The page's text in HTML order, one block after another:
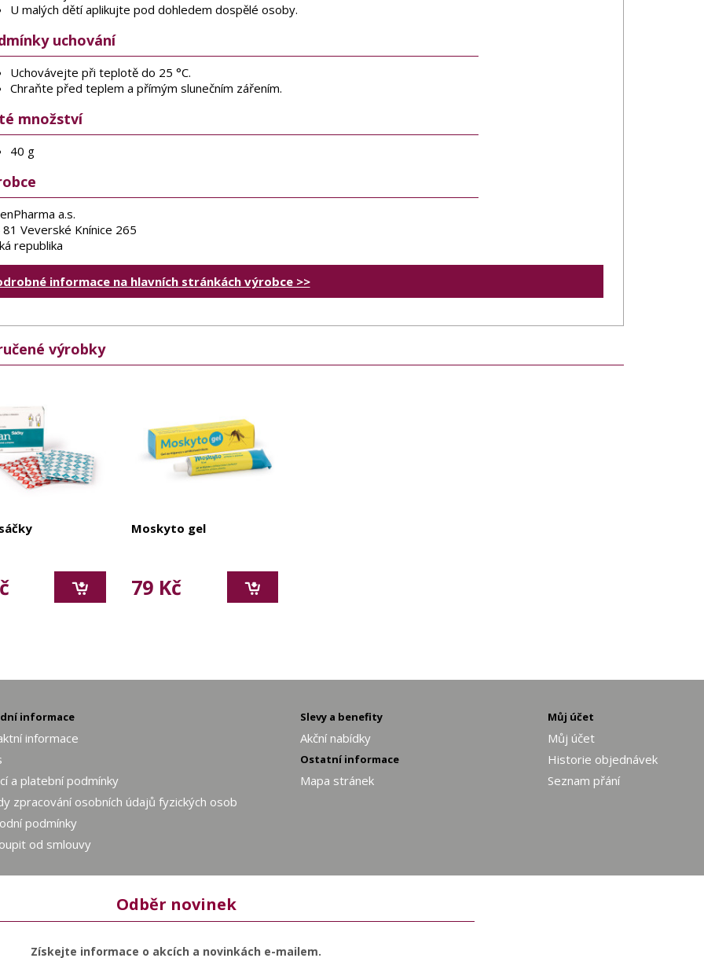
U malých dětí aplikujte pod dohledem dospělé osoby.
uchování
Uchovávejte při teplotě do 25 °C.
Chraňte před teplem a přímým slunečním zářením.
množství
40 g
a.s.
Veverské Knínice 265
republika
informace na hlavních stránkách výrobce >>
výrobky
Moskyto gel
79 Kč
informace
informace
a platební podmínky
zpracování osobních údajů fyzických osob
podmínky
od smlouvy
Slevy a benefity
Akční nabídky
Ostatní informace
Mapa stránek
Můj účet
Můj účet
Historie objednávek
Seznam přání
Odběr novinek
Získejte informace o akcích a novinkách e-mailem.